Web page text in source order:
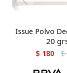
Issue Polvo
20
$ 180 $